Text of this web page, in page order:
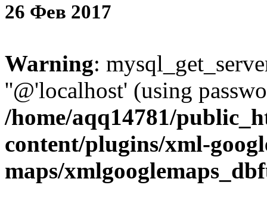
26 Фев 2017
Warning:
''@'localhost' (using
/home/aqq14781/
content/plugins/xml-
maps/